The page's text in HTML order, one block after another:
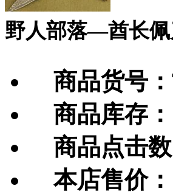
野人部落—酋长佩
商品货号：
商品库存：
商品点击数
本店售价：